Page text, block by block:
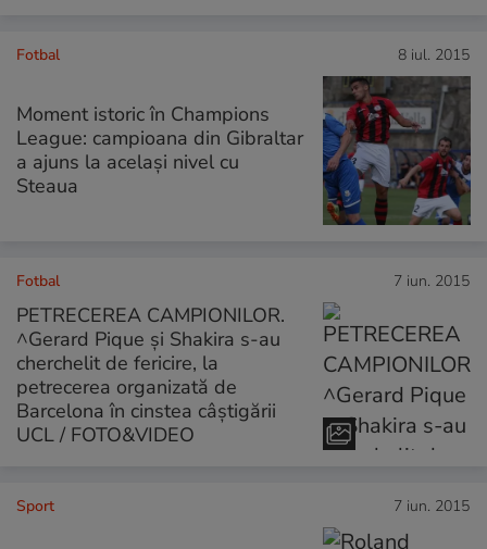
Fotbal 8 iul. 2015
Moment istoric în Champions
League: campioana din Gibraltar
a ajuns la același nivel cu
Steaua
Fotbal 7 iun. 2015
PETRECEREA CAMPIONILOR.
^Gerard Pique și Shakira s-au
cherchelit de fericire, la
petrecerea organizată de
Barcelona în cinstea câștigării
UCL / FOTO&VIDEO
Sport 7 iun. 2015